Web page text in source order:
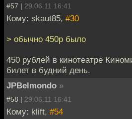
#57 | 29.06.11 16:41
Кому: skaut85, #30
> обычно 450р было
450 рублей в кинотеатре
билет в будний день.
JPBelmondo »
#58 | 29.06.11 16:41
Кому: klift, #54